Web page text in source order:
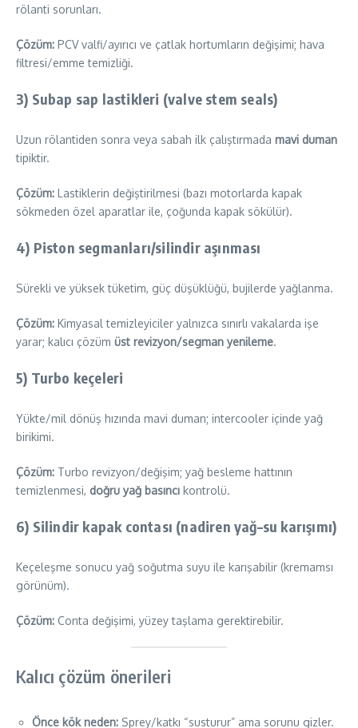
rölanti sorunları.
Çözüm: PCV valfi/ayırıcı ve çatlak hortumların değişimi; hava
filtresi/emme temizliği.
3) Subap sap lastikleri (valve stem seals)
Uzun rölantiden sonra veya sabah ilk çalıştırmada mavi duman
tipiktir.
Çözüm: Lastiklerin değiştirilmesi (bazı motorlarda kapak
sökmeden özel aparatlar ile, çoğunda kapak sökülür).
4) Piston segmanları/silindir aşınması
Sürekli ve yüksek tüketim, güç düşüklüğü, bujilerde yağlanma.
Çözüm: Kimyasal temizleyiciler yalnızca sınırlı vakalarda işe
yarar; kalıcı çözüm üst revizyon/segman yenileme.
5) Turbo keçeleri
Yükte/mil dönüş hızında mavi duman; intercooler içinde yağ
birikimi.
Çözüm: Turbo revizyon/değişim; yağ besleme hattının
temizlenmesi, doğru yağ basıncı kontrolü.
6) Silindir kapak contası (nadiren yağ–su karışımı)
Keçeleşme sonucu yağ soğutma suyu ile karışabilir (kremamsı
görünüm).
Çözüm: Conta değişimi, yüzey taşlama gerektirebilir.
Kalıcı çözüm önerileri
Önce kök neden: Sprey/katkı “susturur” ama sorunu gizler.